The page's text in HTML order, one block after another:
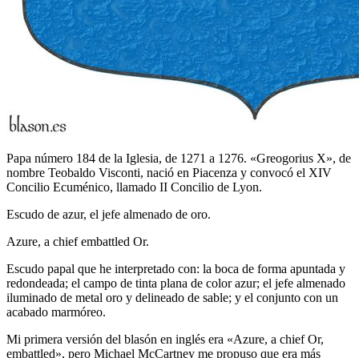
Papa número 184 de la Iglesia, de 1271 a 1276. «Greogorius X», de
nombre Teobaldo Visconti, nació en Piacenza y convocó el XIV
Concilio Ecuménico, llamado II Concilio de Lyon.
Escudo de azur, el jefe almenado de oro.
Azure, a chief embattled Or.
Escudo papal que he interpretado con: la boca de forma apuntada y
redondeada; el campo de tinta plana de color azur; el jefe almenado
iluminado de metal oro y delineado de sable; y el conjunto con un
acabado marmóreo.
Mi primera versión del blasón en inglés era «Azure, a chief Or,
embattled», pero Michael McCartney me propuso que era más